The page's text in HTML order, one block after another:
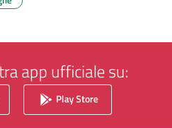
app ufficiale su:
Play Store